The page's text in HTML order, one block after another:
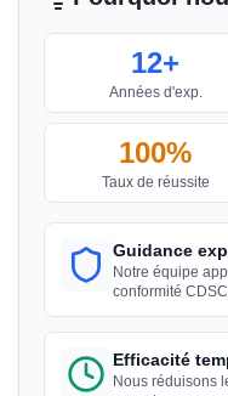
M. Yousef
Bahrain
Titulaire de licence
“Processus
consultants experts.
M. Satoshi
Daiki Aluminium
Assistance
excellents
12+
Années d'exp.
100%
Taux de réussite
Guidance
Notre équipe
conformité
Efficacité
Nous réduisons